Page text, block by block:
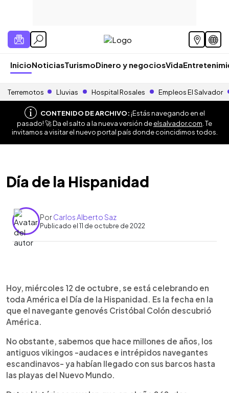
InicioNoticiasTurismoDinero y negociosVida
Terremotos Lluvias Hospital Rosales Empleos El Salvador
CONTENIDO DE ARCHIVO:¡Estás navegando en el
pasado! 🚀 Da el salto a la nueva versión deelsalvador.com . Te
invitamos a visitar el nuevo portal país donde coincidimos todos.
Día de la Hispanidad
PorCarlos Alberto Saz
Publicado el 11 de octubre de 2022
► Escuchar artículo
Hoy, miércoles 12 de octubre, se está celebrando en
toda América el Día de la Hispanidad. Es la fecha en la
que el navegante genovés Cristóbal Colón descubrió
América.
No obstante, sabemos que hace millones de años, los
antiguos vikingos -audaces e intrépidos navegantes
escandinavos- ya habían llegado con sus barcos hasta
las playas del Nuevo Mundo.